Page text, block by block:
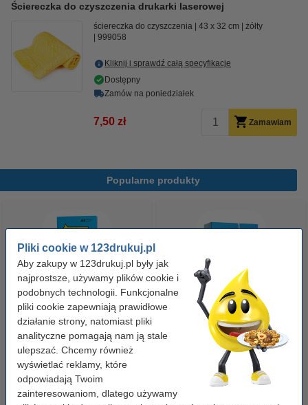
Pliki cookie w 123drukuj.pl
Aby zakupy w 123drukuj.pl były jak
najprostsze, używamy plików cookie i
podobnych technologii. Funkcjonalne
pliki cookie zapewniają prawidłowe
działanie strony, natomiast pliki
analityczne pomagają nam ją stale
ulepszać. Chcemy również
wyświetlać reklamy, które
odpowiadają Twoim
zainteresowaniom, dlatego używamy
Ściereczka do czyszczenia drukarki laserowej
ściereczka do czyszczenia 43 x 32 cm
żółty
999058
Kliknij i sprawdź całą specyfikacje
Dostępny
Zamów na poniedziałek
7,50 zł Zamawiam
Popularne produkty
Papier ksero A4 80 g/m2 (500
szt.), 123drukuj
Papier ksero A4 80 g/m2 (2500
szt.), 123drukuj (5 ryz)
110,00 zł z VAT